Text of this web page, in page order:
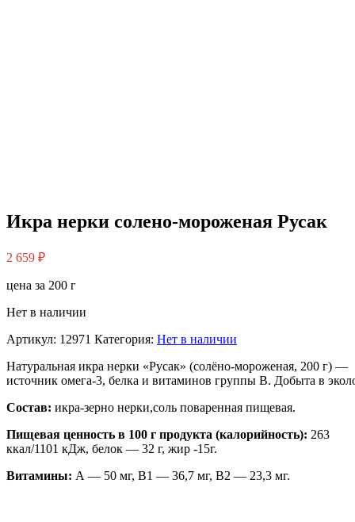
Икра нерки солено-мороженая Русак
2 659 ₽
цена за 200 г
Нет в наличии
Артикул: 12971 Категория: Нет в наличии
Натуральная икра нерки «Русак» (солёно‑мороженая, 200 г) —
источник омега‑3, белка и витаминов группы B. Добыта в
Состав: икра-зерно нерки,соль поваренная пищевая.
Пищевая ценность в 100 г продукта (калорийность): 263
ккал/1101 кДж, белок — 32 г, жир -15г.
Витамины: А — 50 мг, В1 — 36,7 мг, В2 — 23,3 мг.